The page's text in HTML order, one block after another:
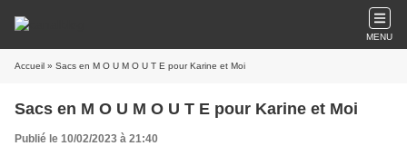
MENU
Accueil » Sacs en M O U M O U T E pour Karine et Moi
Sacs en M O U M O U T E pour Karine et Moi
Publié le 10/02/2023 à 21:40